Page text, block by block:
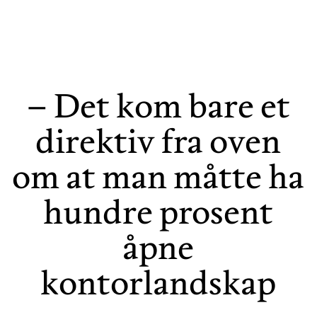
– Det kom bare et
direktiv fra oven
om at man måtte ha
hundre prosent
åpne
kontorlandskap